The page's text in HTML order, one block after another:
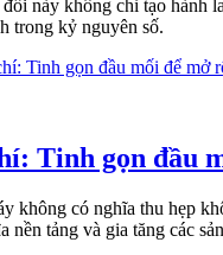
này không chỉ tạo hành
trong kỷ nguyên số.
Tinh gọn đầu
không có nghĩa thu hẹp
nền tảng và gia tăng các